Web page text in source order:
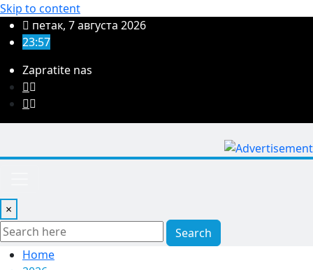
Skip to content
петак, 7 августа 2026
23:57
Zapratite nas
×
Search
Home